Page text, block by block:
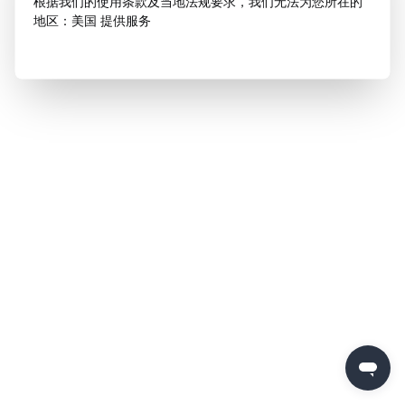
地区：美国 提供服务